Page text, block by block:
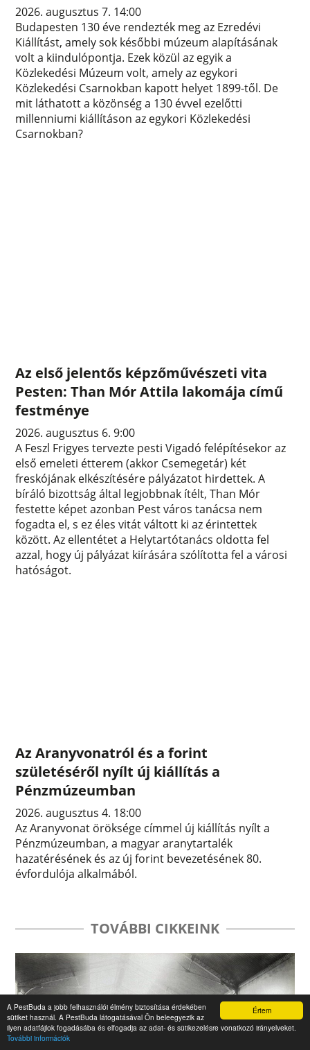
Értem
A PestBuda a jobb felhasználói élmény biztosítása érdekében
sütiket használ. A PestBuda látogatásával Ön beleegyezik az
ilyen adatfájlok fogadásába és elfogadja az adat- és sütikezelésre vonatkozó irányelveket.
További információk
2026. augusztus 7. 14:00
Budapesten 130 éve rendezték meg az Ezredévi
Kiállítást, amely sok későbbi múzeum alapításának
volt a kiindulópontja. Ezek közül az egyik a
Közlekedési Múzeum volt, amely az egykori
Közlekedési Csarnokban kapott helyet 1899-től. De
mit láthatott a közönség a 130 évvel ezelőtti
millenniumi kiállításon az egykori Közlekedési
Csarnokban?
Az első jelentős képzőművészeti vita
Pesten: Than Mór Attila lakomája című
festménye
2026. augusztus 6. 9:00
A Feszl Frigyes tervezte pesti Vigadó felépítésekor az
első emeleti étterem (akkor Csemegetár) két
freskójának elkészítésére pályázatot hirdettek. A
bíráló bizottság által legjobbnak ítélt, Than Mór
festette képet azonban Pest város tanácsa nem
fogadta el, s ez éles vitát váltott ki az érintettek
között. Az ellentétet a Helytartótanács oldotta fel
azzal, hogy új pályázat kiírására szólította fel a városi
hatóságot.
Az Aranyvonatról és a forint
születéséről nyílt új kiállítás a
Pénzmúzeumban
2026. augusztus 4. 18:00
Az Aranyvonat öröksége címmel új kiállítás nyílt a
Pénzmúzeumban, a magyar aranytartalék
hazatérésének és az új forint bevezetésének 80.
évfordulója alkalmából.
TOVÁBBI CIKKEINK